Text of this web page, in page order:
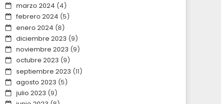
marzo 2024 (4)
febrero 2024 (5)
enero 2024 (8)
diciembre 2023 (9)
noviembre 2023 (9)
octubre 2023 (9)
septiembre 2023 (11)
agosto 2023 (5)
julio 2023 (9)